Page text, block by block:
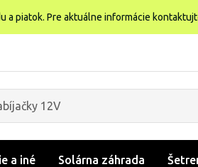
a piatok. Pre aktuálne informácie
a iné Solárna záhrada